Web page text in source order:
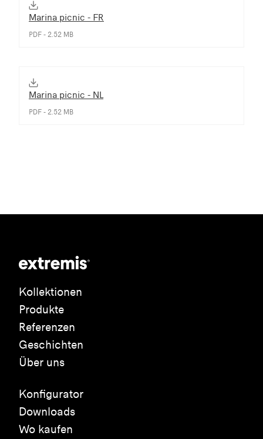
Marina picnic - FR
PDF - 2.52 MB
Marina picnic - NL
PDF - 2.52 MB
Kollektionen
Produkte
Referenzen
Geschichten
Über uns
Konfigurator
Downloads
Wo kaufen